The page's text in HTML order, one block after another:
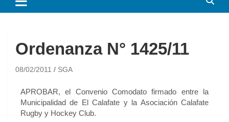
Deliberante de El Calafate
Ordenanza N° 1425/11
08/02/2011 SGA
APROBAR, el Convenio Comodato firmado entre la
Municipalidad de El Calafate y la Asociación Calafate
Rugby y Hockey Club.